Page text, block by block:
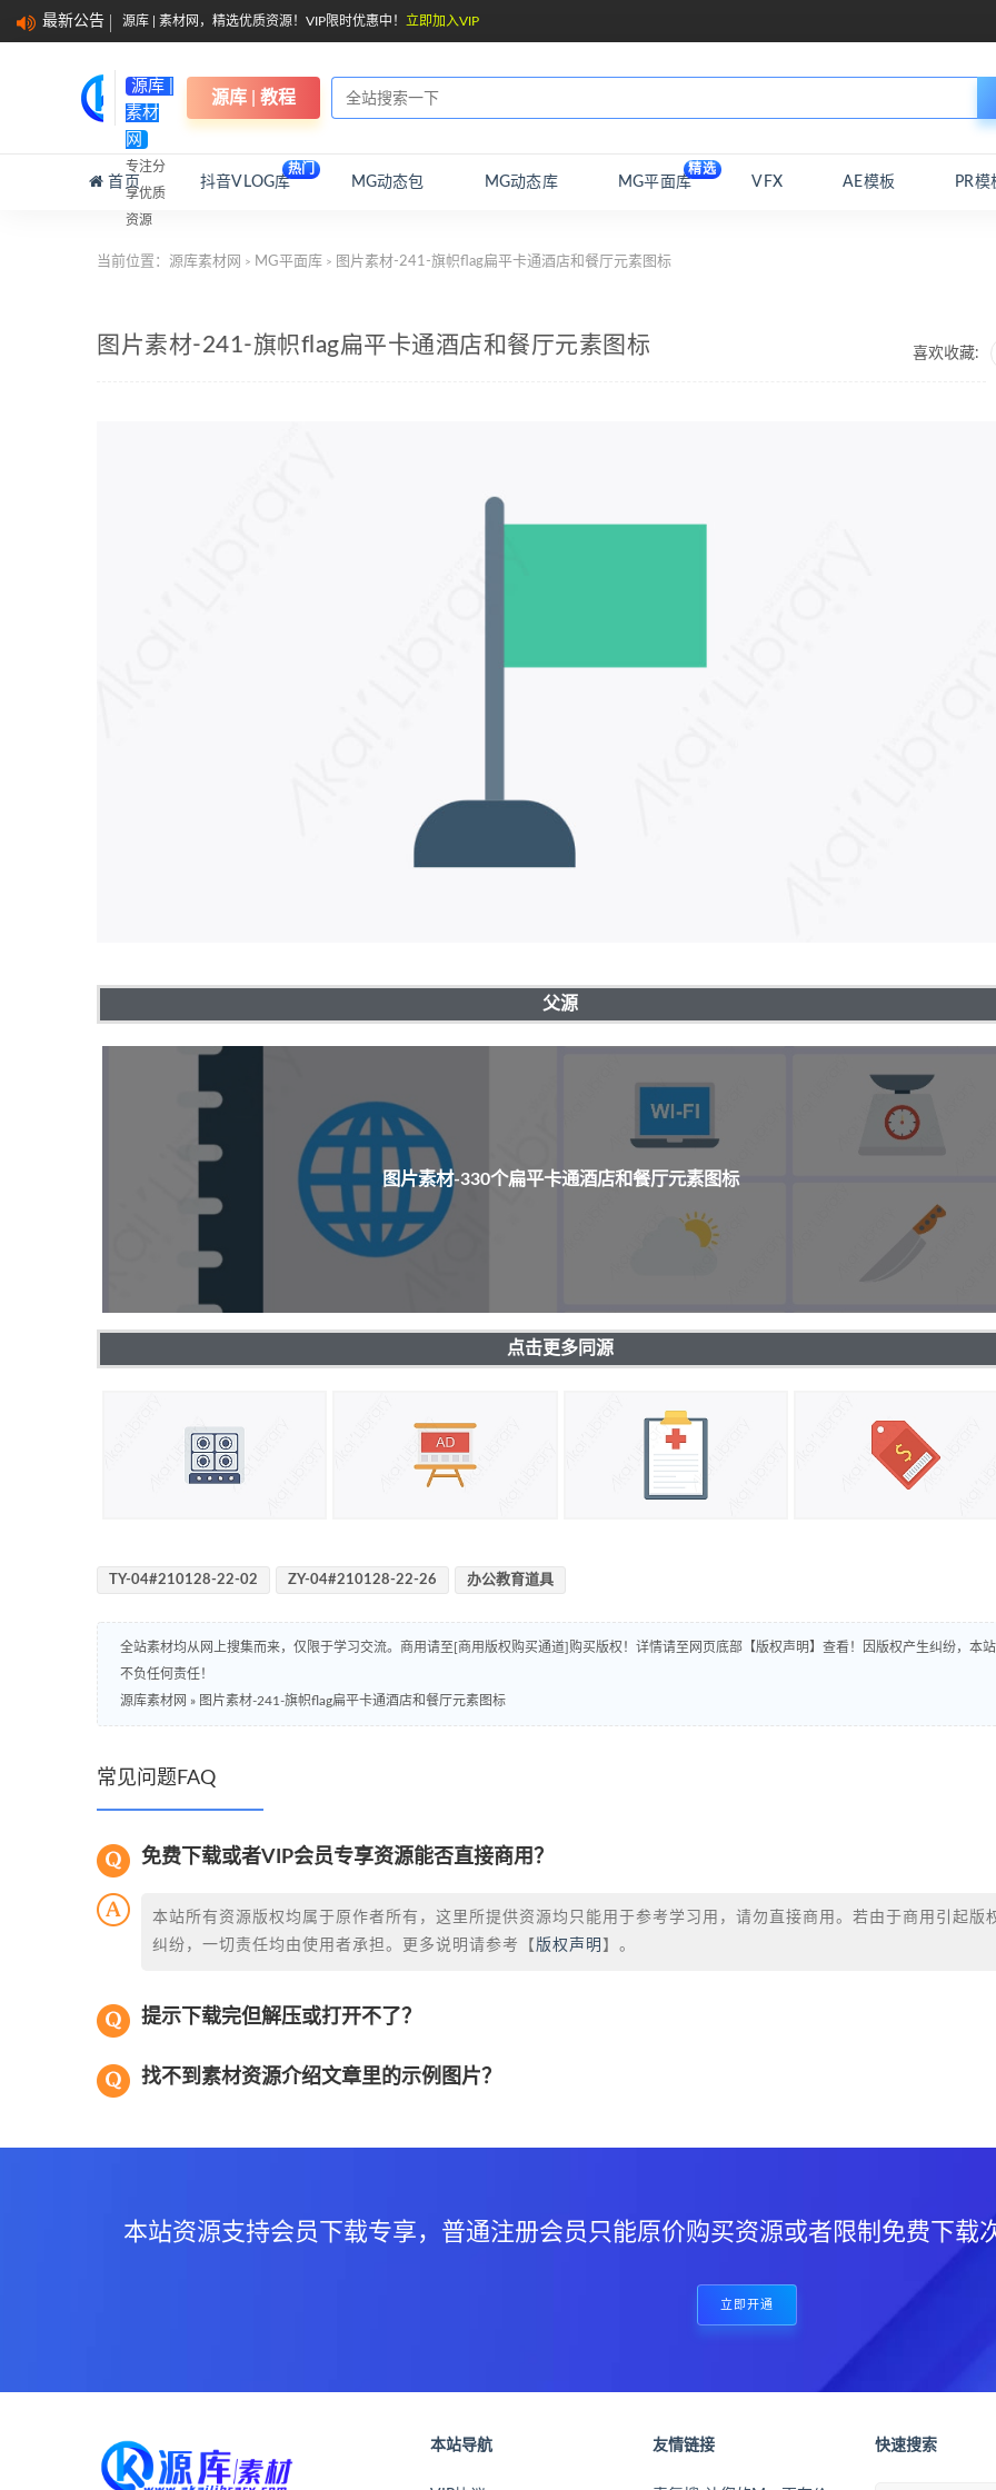
最新公告 源库 | 素材网，精选优质资源！VIP限时优惠中！ 立即加入VIP
源库 |
素材
网
专注分
享优质
资源
源库 | 教程
首页 抖音VLOG库
热门
MG动态包 MG动态库 MG平面库
精选
VFX AE模板 PR模
当前位置： 源库素材网 > MG平面库 > 图片素材-241-旗帜flag扁平卡通酒店和餐厅元素图标
喜欢收藏:
图片素材-241-旗帜flag扁平卡通酒店和餐厅元素图标
父源
图片素材-330个扁平卡通酒店和餐厅元素图标
点击更多同源
TY-04#210128-22-02 ZY-04#210128-22-26 办公教育道具
全站素材均从网上搜集而来，仅限于学习交流。商用请至[商用版权购买通道]购买版权！详情请至网页底部【版权声明】查看！因版权产生纠纷，本站
不负任何责任！
源库素材网 » 图片素材-241-旗帜flag扁平卡通酒店和餐厅元素图标
常见问题FAQ
免费下载或者VIP会员专享资源能否直接商用？
本站所有资源版权均属于原作者所有，这里所提供资源均只能用于参考学习用，请勿直接商用。若由于商用引起版
纠纷，一切责任均由使用者承担。更多说明请参考【 版权声明 】。
提示下载完但解压或打开不了？
找不到素材资源介绍文章里的示例图片？
本站资源支持会员下载专享，普通注册会员只能原价购买资源或者限制免费下载
立即开通
本站导航 友情链接 快速搜索